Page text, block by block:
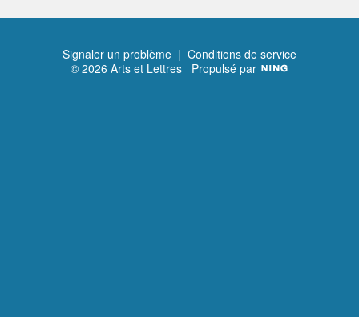
Signaler un problème | Conditions de service
© 2026 Arts et Lettres Propulsé par